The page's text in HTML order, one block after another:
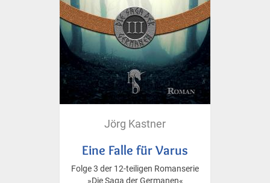
Jörg Kastner
Eine Falle für Varus
Folge 3 der 12-teiligen Romanserie
»Die Saga der Germanen«